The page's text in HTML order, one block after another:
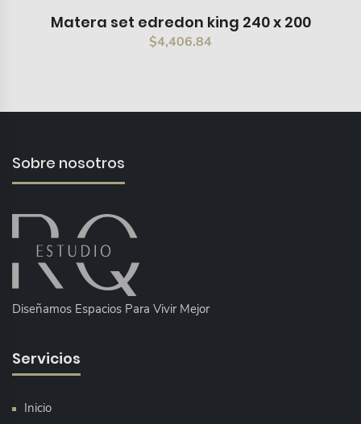
Matera set edredon king 240 x 200
$4,406.84
Sobre nosotros
Diseñamos Espacios Para Vivir Mejor
Servicios
Inicio